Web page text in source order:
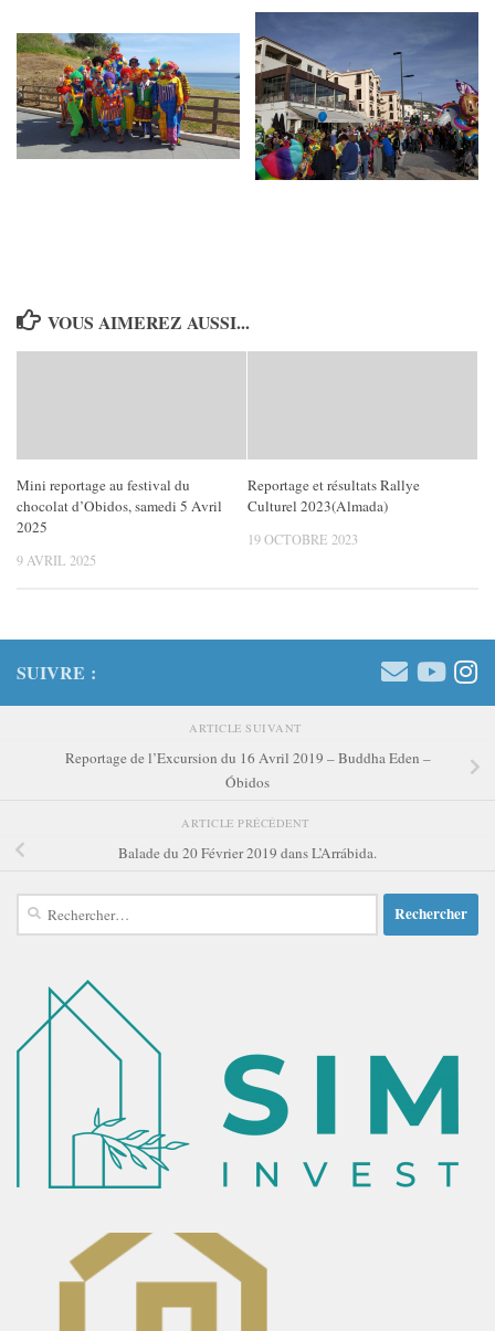
VOUS AIMEREZ AUSSI...
Mini reportage au festival du
chocolat d’Obidos, samedi 5 Avril
2025
9 AVRIL 2025
Reportage et résultats Rallye
Culturel 2023(Almada)
19 OCTOBRE 2023
SUIVRE :
ARTICLE SUIVANT
Reportage de l’Excursion du 16 Avril 2019 – Buddha Eden –
Óbidos
ARTICLE PRÉCÉDENT
Balade du 20 Février 2019 dans L’Arrábida.
Rechercher :